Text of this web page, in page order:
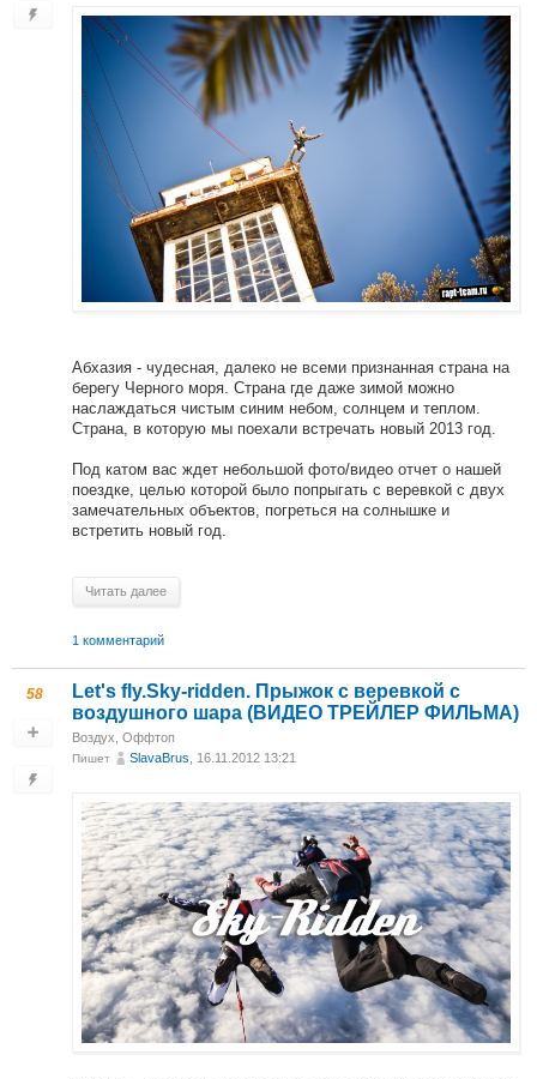
Абхазия - чудесная, далеко не всеми признанная страна на
берегу Черного моря. Страна где даже зимой можно
наслаждаться чистым синим небом, солнцем и теплом.
Страна, в которую мы поехали встречать новый 2013 год.
Под катом вас ждет небольшой фото/видео отчет о нашей
поездке, целью которой было попрыгать с веревкой с двух
замечательных объектов, погреться на солнышке и
встретить новый год.
Читать далее
1 комментарий
58
Let's fly.Sky-ridden. Прыжок с веревкой с
воздушного шара (ВИДЕО ТРЕЙЛЕР ФИЛЬМА)
Воздух Оффтоп
Пишет SlavaBrus , 16.11.2012 13:21